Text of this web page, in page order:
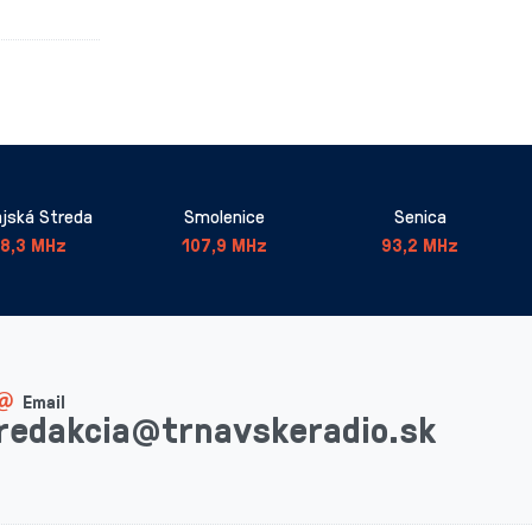
Streda
MHz
Smolenice
107,9 MHz
Senica
93,2 MHz
Email